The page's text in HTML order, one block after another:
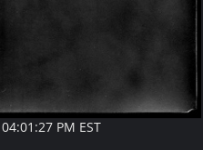
PM EST